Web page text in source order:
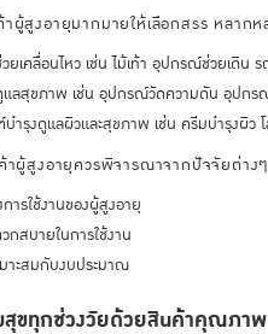
ผู้สูงอายุมากมายให้เลือกสรร หลาก
เคลื่อนไหว เช่น ไม้เท้า อุปกรณ์ช่วยเดิน
ลสุขภาพ เช่น อุปกรณ์วัดความดัน อุปกร
ำรุงดูแลผิวและสุขภาพ เช่น ครีมบำรุงผิว
าผู้สูงอายุควรพิจารณาจากปัจจัยต่าง
ารใช้งานของผู้สูงอายุ
กสบายในการใช้งาน
าะสมกับงบประมาณ
สุขทุกช่วงวัยด้วยสินค้าคุณภาพ